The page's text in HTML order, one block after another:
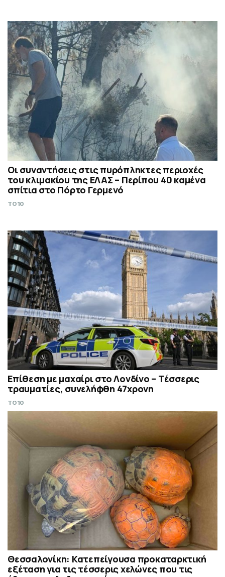
Οι συναντήσεις στις πυρόπληκτες περιοχές
του κλιμακίου της ΕΛΑΣ – Περίπου 40 καμένα
σπίτια στο Πόρτο Γερμενό
TO10
Επίθεση με μαχαίρι στο Λονδίνο – Τέσσερις
τραυματίες, συνελήφθη 47χρονη
TO10
Θεσσαλονίκη: Κατεπείγουσα προκαταρκτική
εξέταση για τις τέσσερις χελώνες που τις